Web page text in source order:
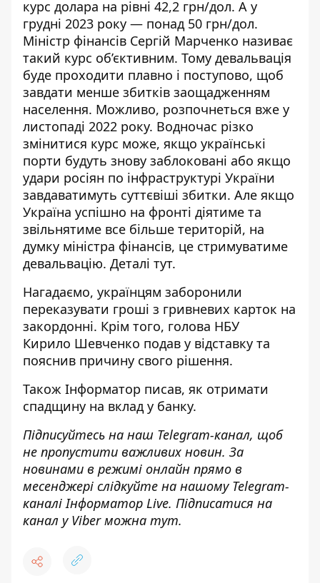
курс долара на рівні 42,2 грн/дол. А у
грудні 2023 року — понад 50 грн/дол.
Міністр фінансів Сергій Марченко називає
такий курс об’єктивним. Тому девальвація
буде проходити плавно і поступово, щоб
завдати менше збитків заощадженням
населення. Можливо, розпочнеться вже у
листопаді 2022 року. Водночас різко
змінитися курс може, якщо українські
порти будуть знову заблоковані або якщо
удари росіян по інфраструктурі України
завдаватимуть суттєвіші збитки. Але якщо
Україна успішно на фронті діятиме та
звільнятиме все більше територій, на
думку міністра фінансів, це стримуватиме
девальвацію. Деталі тут.
Нагадаємо, українцям заборонили
переказувати гроші з гривневих карток на
закордонні. Крім того, голова НБУ
Кирило Шевченко подав у відставку та
пояснив причину свого рішення.
Також Інформатор писав, як отримати
спадщину на вклад у банку.
Підписуйтесь на наш Telegram-канал, щоб
не пропустити важливих новин. За
новинами в режимі онлайн прямо в
месенджері слідкуйте на нашому Telegram-
каналіІнформатор Live. Підписатися на
канал у Viber можна тут.